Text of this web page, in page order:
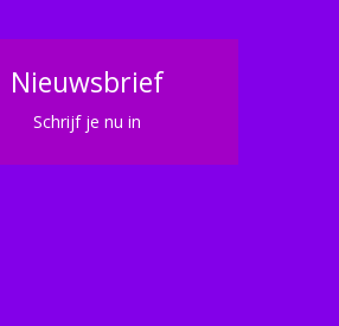
Nieuwsbrief
Schrijf je nu in